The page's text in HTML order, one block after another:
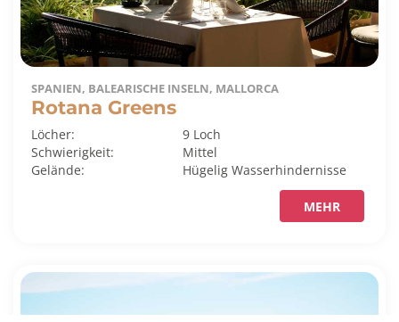
SPANIEN, BALEARISCHE INSELN, MALLORCA
Rotana Greens
Löcher:
9 Loch
Schwierigkeit:
Mittel
Gelände:
HügeligWasserhindernisse
MEHR